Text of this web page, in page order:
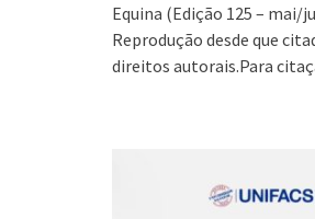
Equina (Edição 125 – mai/
Reprodução desde que
direitos autorais.Para